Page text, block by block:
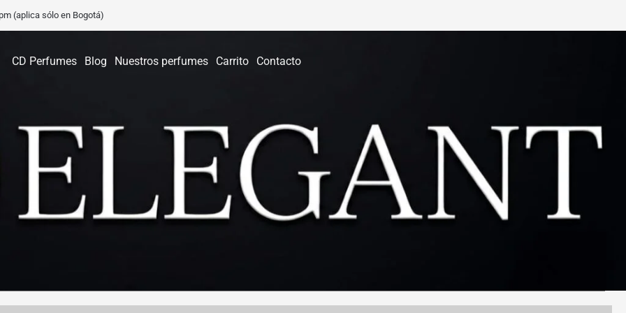
(aplica sólo en Bogotá)
CD Perfumes Blog Nuestros perfumes Carrito Contacto